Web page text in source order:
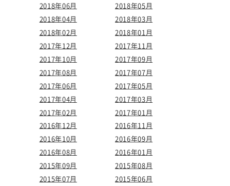
2018年06月
2018年05月
2018年04月
2018年03月
2018年02月
2018年01月
2017年12月
2017年11月
2017年10月
2017年09月
2017年08月
2017年07月
2017年06月
2017年05月
2017年04月
2017年03月
2017年02月
2017年01月
2016年12月
2016年11月
2016年10月
2016年09月
2016年08月
2016年01月
2015年09月
2015年08月
2015年07月
2015年06月